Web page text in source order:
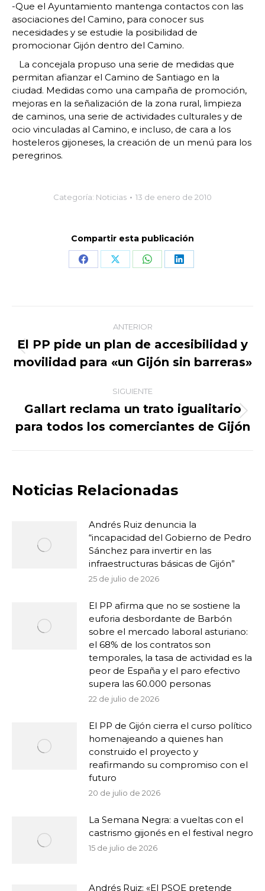
-Que el Ayuntamiento mantenga contactos con las
asociaciones del Camino, para conocer sus
necesidades y se estudie la posibilidad de
promocionar Gijón dentro del Camino.
La concejala propuso una serie de medidas que
permitan afianzar el Camino de Santiago en la
ciudad. Medidas como una campaña de promoción,
mejoras en la señalización de la zona rural, limpieza
de caminos, una serie de actividades culturales y de
ocio vinculadas al Camino, e incluso, de cara a los
hosteleros gijoneses, la creación de un menú para los
peregrinos.
Categoría: Noticias 13 de enero de 2010
Compartir esta publicación
Share Share Share Share
Navegación
entre
publicaciones
ANTERIOR
Publicación
anterior:
El PP pide un plan de accesibilidad y
movilidad para «un Gijón sin barreras»
SIGUIENTE
Publicación
siguiente:
Gallart reclama un trato igualitario
para todos los comerciantes de Gijón
Noticias Relacionadas
Andrés Ruiz denuncia la
“incapacidad del Gobierno de Pedro
Sánchez para invertir en las
infraestructuras básicas de Gijón”
25 de julio de 2026
El PP afirma que no se sostiene la
euforia desbordante de Barbón
sobre el mercado laboral asturiano:
el 68% de los contratos son
temporales, la tasa de actividad es la
peor de España y el paro efectivo
supera las 60.000 personas
22 de julio de 2026
El PP de Gijón cierra el curso político
homenajeando a quienes han
construido el proyecto y
reafirmando su compromiso con el
futuro
20 de julio de 2026
La Semana Negra: a vueltas con el
castrismo gijonés en el festival negro
15 de julio de 2026
Andrés Ruiz: «El PSOE pretende